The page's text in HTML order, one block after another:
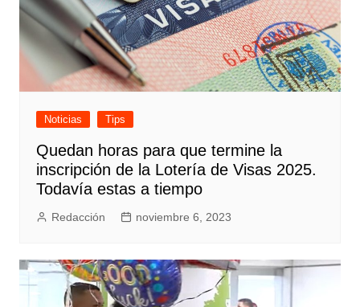
Noticias Tips
Quedan horas para que termine la
inscripción de la Lotería de Visas 2025.
Todavía estas a tiempo
Redacción noviembre 6, 2023